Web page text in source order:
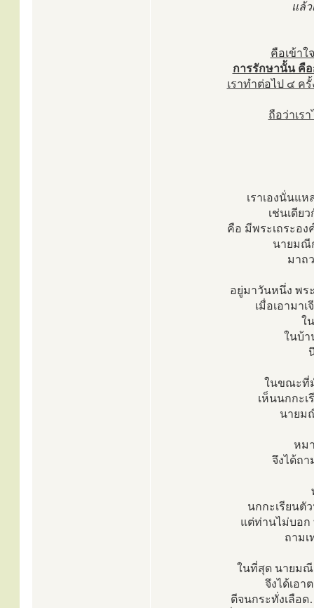
แล้ว
คือเข้าใ
การรักษานั้น คือ
เราทำต่อไป ๔ ค
ถือว่าเร
เราเองนั่นแ
เช่นเดีย
คือ มีพระเถระอ
นายมณี
มาถ
อยู่มาวันหนึ่ง พร
เมื่อเอามา
ใ
ในบ้า
ในขณะที่
เห็นนกกะ
นายม
หม
จึงได้ถา
นกกะเรียนตั
แต่ท่านไม่บอก
ถาม
ในที่สุด นายมณี
จึงได้เอา
ตีจนกระทั่งเลือ